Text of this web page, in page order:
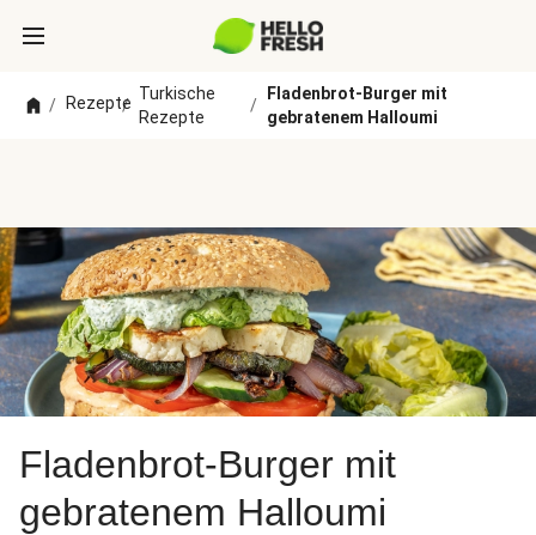
/ Rezepte
/
Turkische
Rezepte
/
Fladenbrot-Burger mit
gebratenem Halloumi
Fladenbrot-Burger mit
gebratenem Halloumi